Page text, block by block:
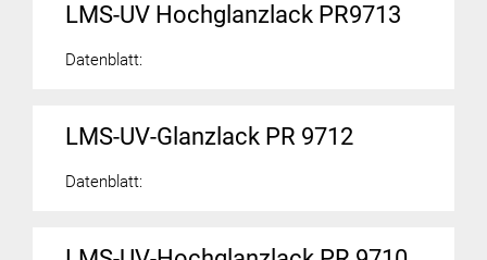
LMS-UV Hochglanzlack PR9713
Datenblatt:
LMS-UV-Glanzlack PR 9712
Datenblatt: